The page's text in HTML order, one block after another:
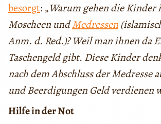
besorgt: „Warum gehen die Kinder
Moscheen undMedressen
Anm. d. Red.)? Weil man ihnen da
Taschengeld gibt. Diese Kinder
nach dem Abschluss der Medresse
und Beerdigungen Geld verdienen
Hilfe in der Not